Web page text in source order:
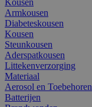
Armkousen
Diabeteskousen
Kousen
Steunkousen
Aderspatkousen
Littekenverzorging
Materiaal
Aerosol en Toebehoren
Batterijen